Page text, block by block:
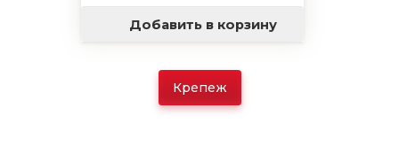
Добавить в корзину
Крепеж